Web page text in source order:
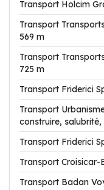
Transport Holcim
Transport
569 m
Transport
725 m
Transport Friderici
Transport
construire,
Transport Friderici
Transport
Transport Badan